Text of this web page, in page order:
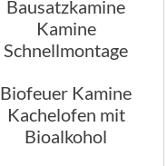
Bausatzkamine
Kamine
Schnellmontage
Biofeuer Kamine
Kachelofen mit
Bioalkohol